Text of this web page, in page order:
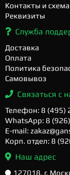
Контакты и
Реквизиты
Служба
Доставка
Оплата
Политика
Самовывоз
Связаться с
Телефон: 8 (495)
WhatsApp: 8
E-mail:
Корп. отдел: 8
Наш адрес
127018, г.